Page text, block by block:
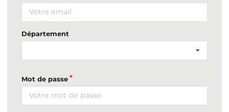
Département
Mot de passe